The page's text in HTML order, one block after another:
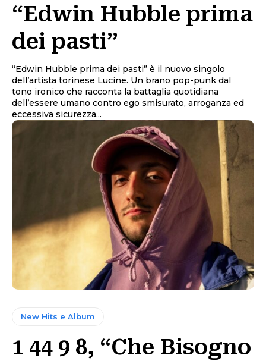
“Edwin Hubble prima
dei pasti”
“Edwin Hubble prima dei pasti” è il nuovo singolo
dell’artista torinese Lucine. Un brano pop-punk dal
tono ironico che racconta la battaglia quotidiana
dell’essere umano contro ego smisurato, arroganza ed
eccessiva sicurezza...
New Hits e Album
1 44 9 8, “Che Bisogno